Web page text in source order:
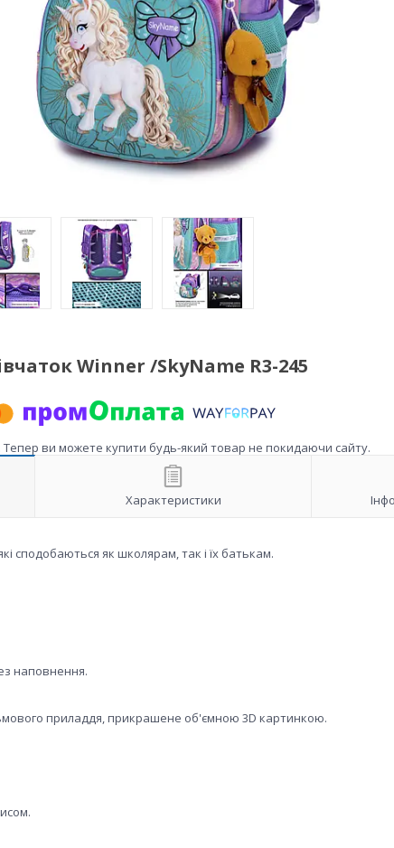
Winner /SkyName R3-245
Тепер ви можете купити будь-який товар не покидаючи сайту.
Характеристики
сподобаються як школярам, так і їх батькам.
наповнення.
приладдя, прикрашене об'ємною 3D картинкою.